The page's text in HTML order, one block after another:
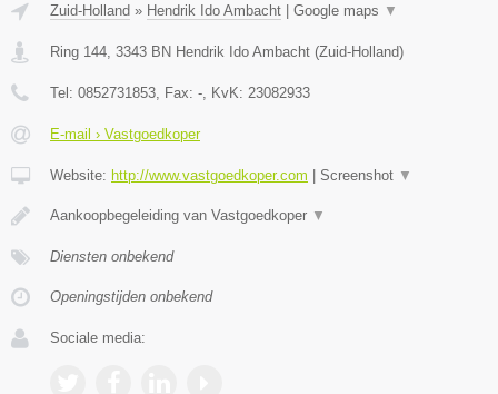
Zuid-Holland » Hendrik Ido Ambacht Google maps ▼
Ring 144 3343 BN Hendrik Ido Ambacht (Zuid-Holland)
Tel: 0852731853 , Fax: - , KvK: 23082933
E-mail › Vastgoedkoper
Website: http://www.vastgoedkoper.com Screenshot ▼
Aankoopbegeleiding van Vastgoedkoper ▼
Diensten onbekend
Openingstijden onbekend
Sociale media: